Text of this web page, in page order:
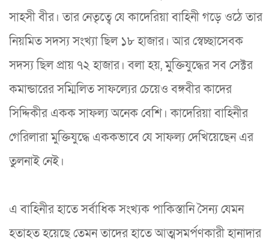
সাহসী বীর। তার নেতৃত্বে যে কাদেরিয়া বাহিনী গড়ে ওঠে তার
নিয়মিত সদস্য সংখ্যা ছিল ১৮ হাজার। আর স্বেচ্ছাসেবক
সদস্য ছিল প্রায় ৭২ হাজার। বলা হয়, মুক্তিযুদ্ধের সব সেক্টর
কমান্ডারের সম্মিলিত সাফল্যের চেয়েও বঙ্গবীর কাদের
সিদ্দিকীর একক সাফল্য অনেক বেশি। কাদেরিয়া বাহিনীর
গেরিলারা মুক্তিযুদ্ধে এককভাবে যে সাফল্য দেখিয়েছেন এর
তুলনাই নেই।
এ বাহিনীর হাতে সর্বাধিক সংখ্যক পাকিস্তানি সৈন্য যেমন
হতাহত হয়েছে তেমন তাদের হাতে আত্মসমর্পণকারী হানাদার